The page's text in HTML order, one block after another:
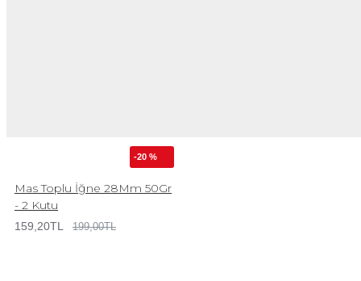
-20 %
Mas Toplu İğne 28Mm 50Gr
- 2 Kutu
159,20TL 199,00TL